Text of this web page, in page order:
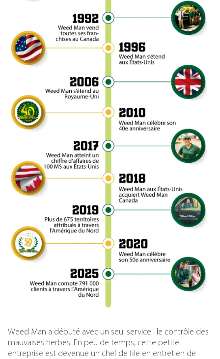
Weed Man a débuté avec un seul service : le contrôle des
mauvaises herbes. En peu de temps, cette petite
entreprise est devenue un chef de file en entretien de